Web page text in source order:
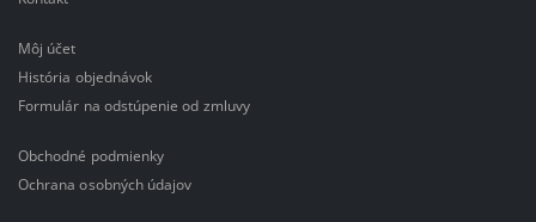
Môj účet
História objednávok
Formulár na odstúpenie od zmluvy
Obchodné podmienky
Ochrana osobných údajov